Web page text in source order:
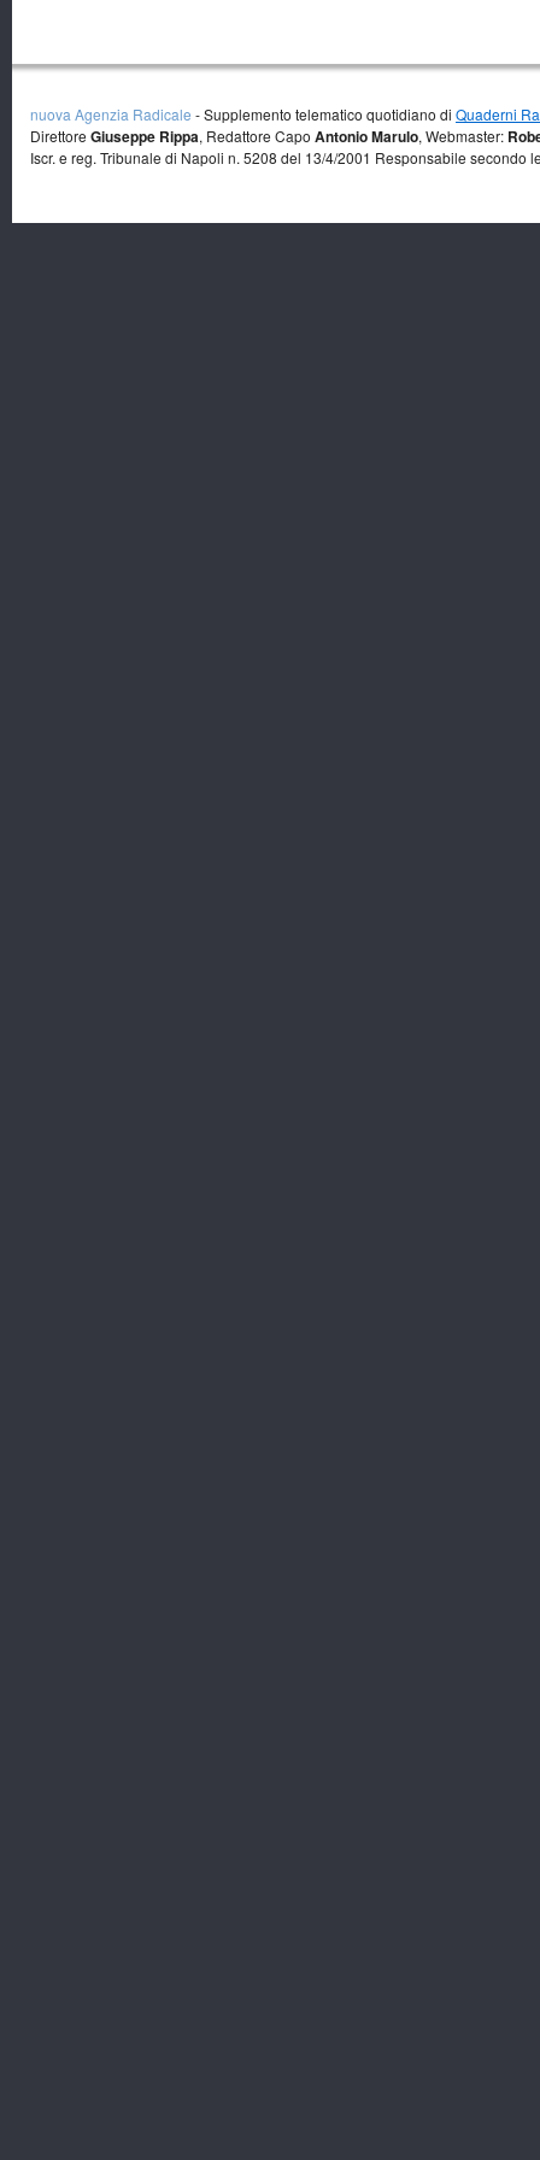
nuova Agenzia Radicale - Supplemento telematico quotidiano di Quaderni
Direttore Giuseppe Rippa, Redattore Capo Antonio Marulo, Webmaster:
Iscr. e reg. Tribunale di Napoli n. 5208 del 13/4/2001 Responsabile secondo